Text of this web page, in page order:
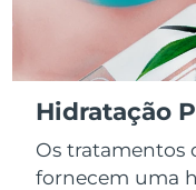
Hidratação
Os tratamentos
fornecem uma
Serum
For
18%
Cosméticos
Itália
Japão